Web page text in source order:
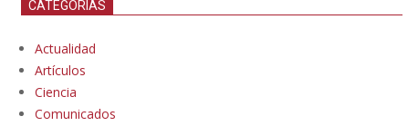
CATEGORÍAS
Actualidad
Artículos
Ciencia
Comunicados